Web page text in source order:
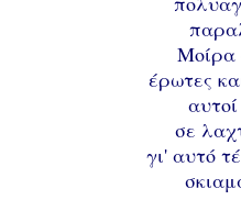
Μοίρα
έρωτες
σε
γι' αυτό